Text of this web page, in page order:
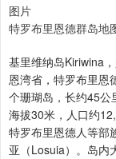
图片
特罗布里恩德群岛地
基里维纳岛Kiriwina
恩湾省，特罗布里恩
个珊瑚岛，长约45
海拔30米，人口约
特罗布里恩德人等部
亚（Losuia）。岛内